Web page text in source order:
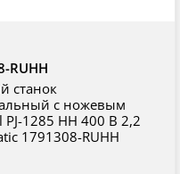
RUHH
станок
с ножевым
1285 HH 400 В 2,2
1791308-RUHH